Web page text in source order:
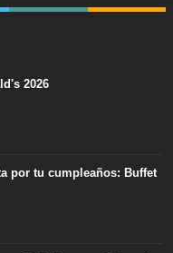
2026
por tu cumpleaños: Buffet